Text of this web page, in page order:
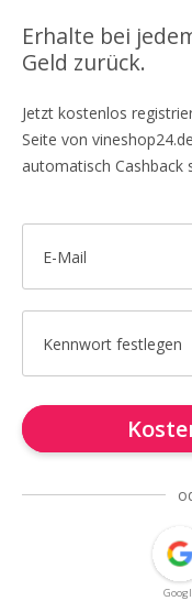
Erhalte bei
Geld zurück.
Jetzt kostenlos
Seite von
automatisch Cashback
E-Mail
Kennwort festlegen